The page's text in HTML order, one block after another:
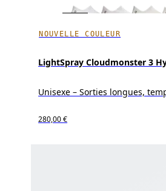
NOUVELLE COULEUR
LightSpray Cloudmonster 3
Unisexe – Sorties longues,
280,00 €